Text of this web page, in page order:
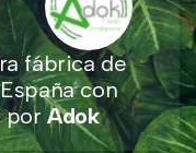
fábrica de
con
porAdok